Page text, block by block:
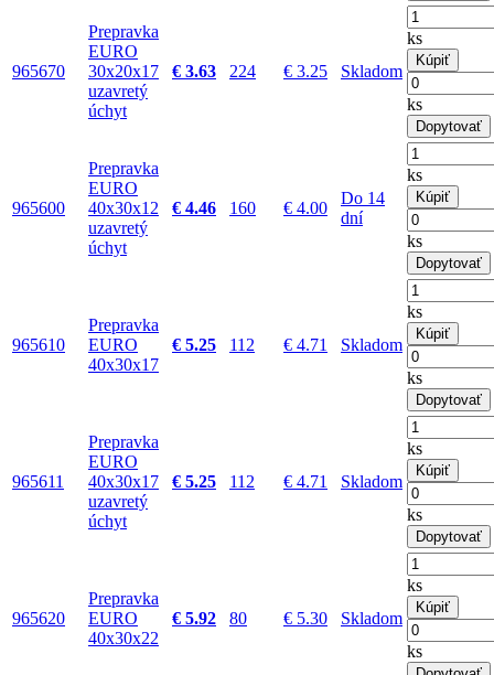
965670
Prepravka
EURO
30x20x17
uzavretý
úchyt
€ 3.63 224 € 3.25 Skladom
ks
Kúpiť
ks
Dopytovať
965600
Prepravka
EURO
40x30x12
uzavretý
úchyt
€ 4.46 160 € 4.00
Do 14
dní
ks
Kúpiť
ks
Dopytovať
965610
Prepravka
EURO
40x30x17
€ 5.25 112 € 4.71 Skladom
ks
Kúpiť
ks
Dopytovať
965611
Prepravka
EURO
40x30x17
uzavretý
úchyt
€ 5.25 112 € 4.71 Skladom
ks
Kúpiť
ks
Dopytovať
965620
Prepravka
EURO
40x30x22
€ 5.92 80 € 5.30 Skladom
ks
Kúpiť
ks